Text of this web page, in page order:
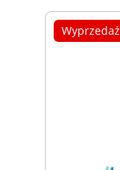
Wyprzedaż